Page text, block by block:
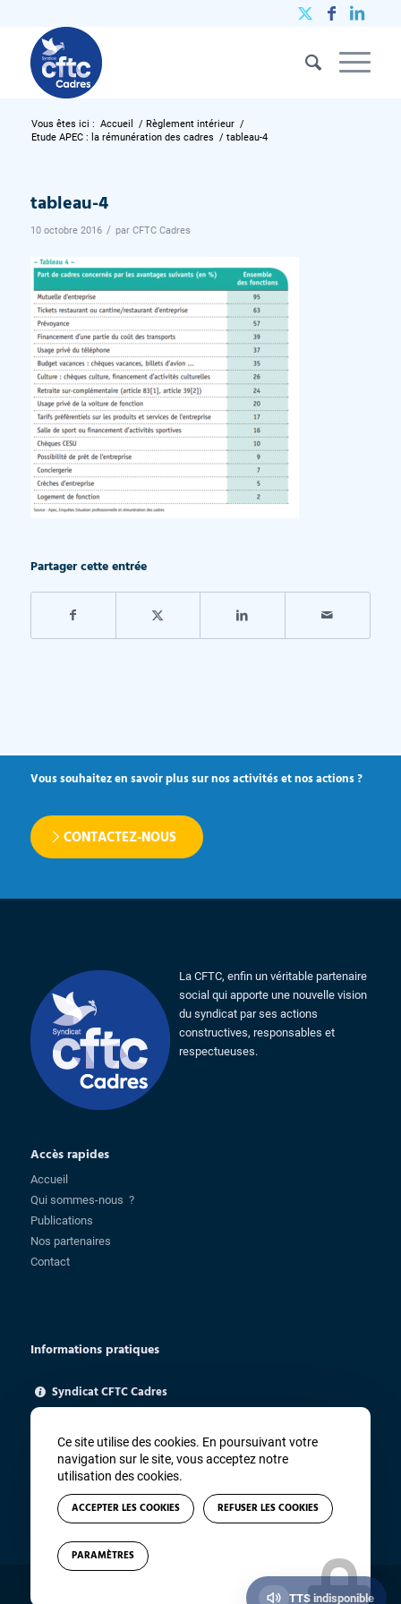
Vous êtes ici : Accueil / Règlement intérieur /
Etude APEC : la rémunération des cadres / tableau-4
tableau-4
10 octobre 2016 / par CFTC Cadres
Partager cette entrée
Vous souhaitez en savoir plus sur nos activités et nos actions ?
CONTACTEZ-NOUS
La CFTC, enfin un véritable partenaire
social qui apporte une nouvelle vision
du syndicat par ses actions
constructives, responsables et
respectueuses.
Accès rapides
Accueil
Qui sommes-nous ?
Publications
Nos partenaires
Contact
Informations pratiques
Syndicat CFTC Cadres
85 rue Charlot - 75003 Paris
ugica@cftc.fr
01 83 94 67 91
Winsiders
Ce site utilise des cookies. En poursuivant votre
navigation sur le site, vous acceptez notre
utilisation des cookies.
ACCEPTER LES COOKIES REFUSER LES COOKIES
PARAMÈTRES
TTS indisponible